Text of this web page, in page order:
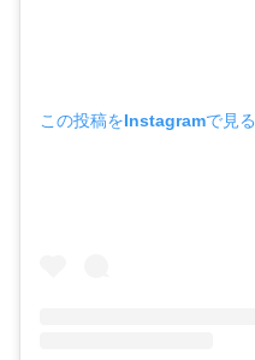
この投稿をInstagramで見る